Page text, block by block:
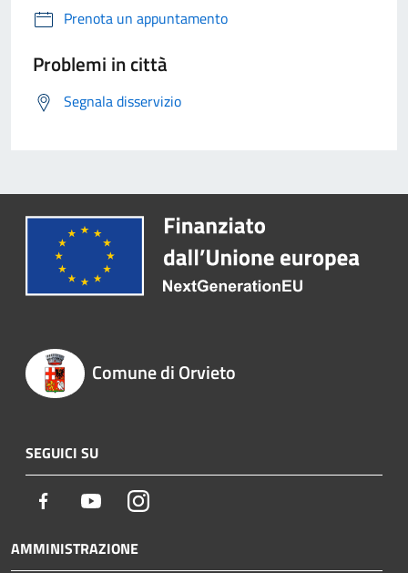
Prenota un appuntamento
Problemi in città
Segnala disservizio
Comune di Orvieto
SEGUICI SU
Facebook YoutubeInstagram
AMMINISTRAZIONE